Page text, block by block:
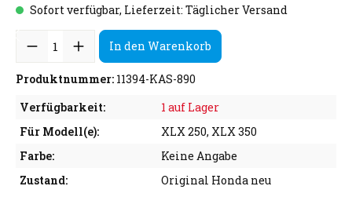
Sofort verfügbar, Lieferzeit: Täglicher Versand
In den Warenkorb
Produktnummer: 11394-KAS-890
Verfügbarkeit:
1 auf Lager
Für Modell(e):
XLX 250, XLX 350
Farbe:
Keine Angabe
Zustand:
Original Honda neu